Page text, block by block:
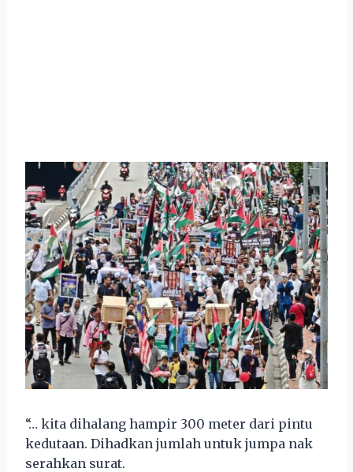
“… kita dihalang hampir 300 meter dari pintu
kedutaan. Dihadkan jumlah untuk jumpa nak
serahkan surat.